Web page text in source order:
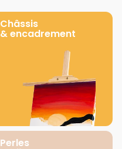
Châssis
& encadrement
Perles